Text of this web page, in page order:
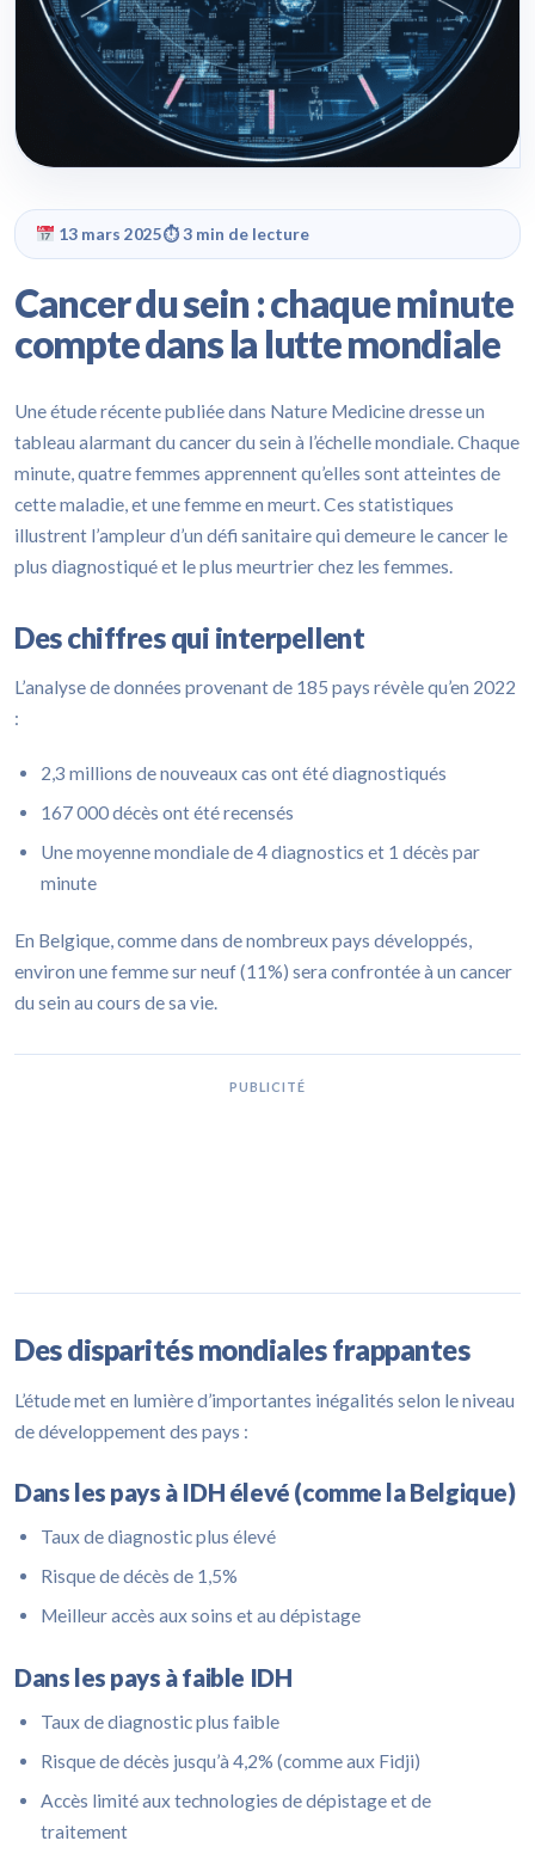
13 mars 2025⏱ 3 min de lecture
Cancer du sein : chaque minute
compte dans la lutte mondiale
Une étude récente publiée dans Nature Medicine dresse un
tableau alarmant du cancer du sein à l’échelle mondiale. Chaque
minute, quatre femmes apprennent qu’elles sont atteintes de
cette maladie, et une femme en meurt. Ces statistiques
illustrent l’ampleur d’un défi sanitaire qui demeure le cancer le
plus diagnostiqué et le plus meurtrier chez les femmes.
Des chiffres qui interpellent
L’analyse de données provenant de 185 pays révèle qu’en 2022
:
2,3 millions de nouveaux cas ont été diagnostiqués
167 000 décès ont été recensés
Une moyenne mondiale de 4 diagnostics et 1 décès par
minute
En Belgique, comme dans de nombreux pays développés,
environ une femme sur neuf (11%) sera confrontée à un cancer
du sein au cours de sa vie.
PUBLICITÉ
Des disparités mondiales frappantes
L’étude met en lumière d’importantes inégalités selon le niveau
de développement des pays :
Dans les pays à IDH élevé (comme la Belgique)
Taux de diagnostic plus élevé
Risque de décès de 1,5%
Meilleur accès aux soins et au dépistage
Dans les pays à faible IDH
Taux de diagnostic plus faible
Risque de décès jusqu’à 4,2% (comme aux Fidji)
Accès limité aux technologies de dépistage et de
traitement